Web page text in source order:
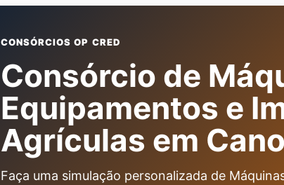
CONSÓRCIOS OP CRED
Consórcio de
Equipamentos e
Agrículas em
Faça uma simulação personalizada de